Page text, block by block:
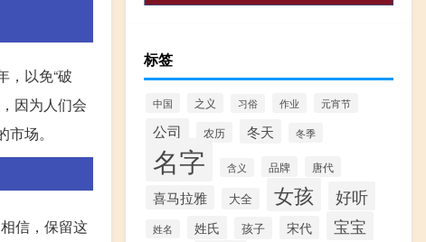
，以免“破
因为人们会
场。
信，保留这
标签
中国 之义 习俗 作业 元宵节
公司 农历 冬天 冬季
名字 含义 品牌 唐代
喜马拉雅 大全 女孩 好听
姓名 姓氏 孩子 宋代 宝宝